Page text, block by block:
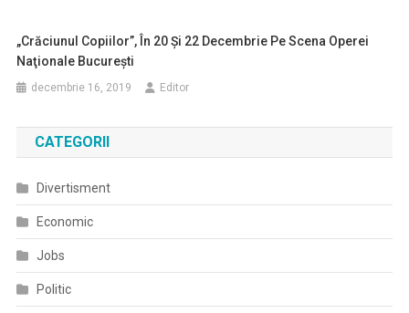
„Crăciunul Copiilor”, În 20 Şi 22 Decembrie Pe Scena Operei
Naţionale Bucureşti
decembrie 16, 2019 Editor
CATEGORII
Divertisment
Economic
Jobs
Politic